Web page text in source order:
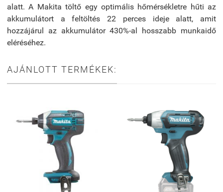
alatt. A Makita töltő egy optimális hőmérsékletre hűti az
akkumulátort a feltöltés 22 perces ideje alatt, amit
hozzájárul az akkumulátor 430%-al hosszabb munkaidő
eléréséhez.
AJÁNLOTT TERMÉKEK: